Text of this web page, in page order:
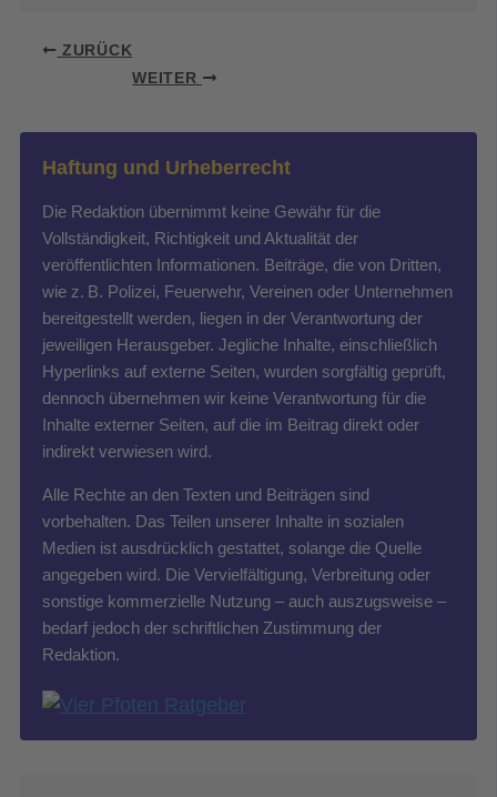
ZURÜCK
WEITER
Haftung und Urheberrecht
Die Redaktion übernimmt keine Gewähr für die
Vollständigkeit, Richtigkeit und Aktualität der
veröffentlichten Informationen. Beiträge, die von Dritten,
wie z. B. Polizei, Feuerwehr, Vereinen oder Unternehmen
bereitgestellt werden, liegen in der Verantwortung der
jeweiligen Herausgeber. Jegliche Inhalte, einschließlich
Hyperlinks auf externe Seiten, wurden sorgfältig geprüft,
dennoch übernehmen wir keine Verantwortung für die
Inhalte externer Seiten, auf die im Beitrag direkt oder
indirekt verwiesen wird.
Alle Rechte an den Texten und Beiträgen sind
vorbehalten. Das Teilen unserer Inhalte in sozialen
Medien ist ausdrücklich gestattet, solange die Quelle
angegeben wird. Die Vervielfältigung, Verbreitung oder
sonstige kommerzielle Nutzung – auch auszugsweise –
bedarf jedoch der schriftlichen Zustimmung der
Redaktion.